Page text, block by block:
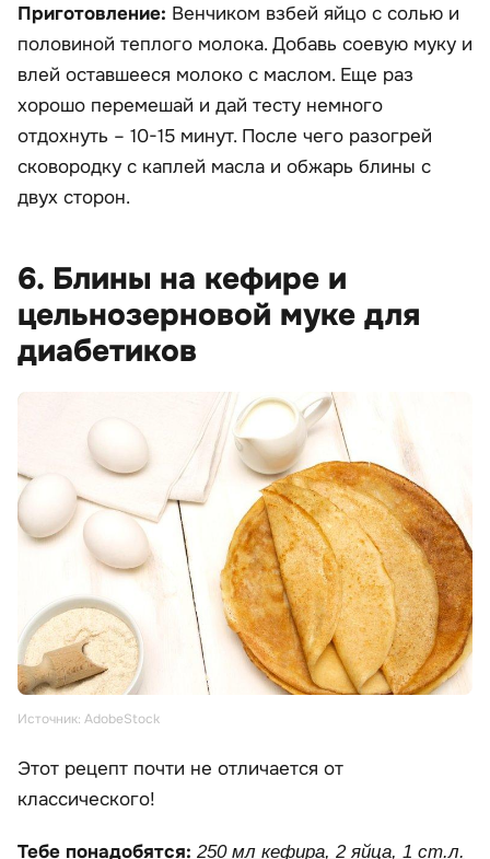
Приготовление: Венчиком взбей яйцо с солью и
половиной теплого молока. Добавь соевую муку и
влей оставшееся молоко с маслом. Еще раз
хорошо перемешай и дай тесту немного
отдохнуть – 10-15 минут. После чего разогрей
сковородку с каплей масла и обжарь блины с
двух сторон.
6. Блины на кефире и
цельнозерновой муке для
диабетиков
Источник: AdobeStock
Этот рецепт почти не отличается от
классического!
Тебе понадобятся: 250 мл кефира, 2 яйца, 1 ст.л.